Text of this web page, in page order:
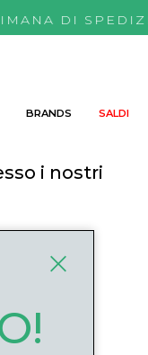
DI
BRANDS SALDI
i nostri